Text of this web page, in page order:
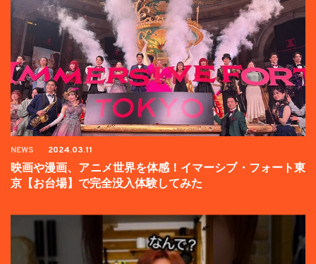
NEWS 2024.03.11
映画や漫画、アニメ世界を体感！イマーシブ・フォート東
京【お台場】で完全没入体験してみた